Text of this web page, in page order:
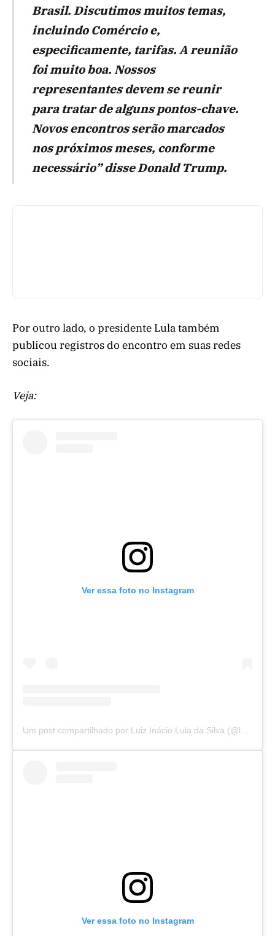
Brasil. Discutimos muitos temas,
incluindo Comércio e,
especificamente, tarifas. A reunião
foi muito boa. Nossos
representantes devem se reunir
para tratar de alguns pontos-chave.
Novos encontros serão marcados
nos próximos meses, conforme
necessário” disse Donald Trump.
Por outro lado, o presidente Lula também
publicou registros do encontro em suas redes
sociais.
Veja:
Ver essa foto no Instagram
Um post compartilhado por Luiz Inácio Lula da Silva (@lulaoficial)
Ver essa foto no Instagram